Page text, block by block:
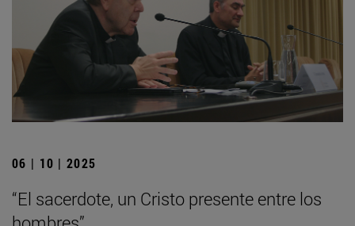
06 | 10 | 2025
“El sacerdote, un Cristo presente entre los